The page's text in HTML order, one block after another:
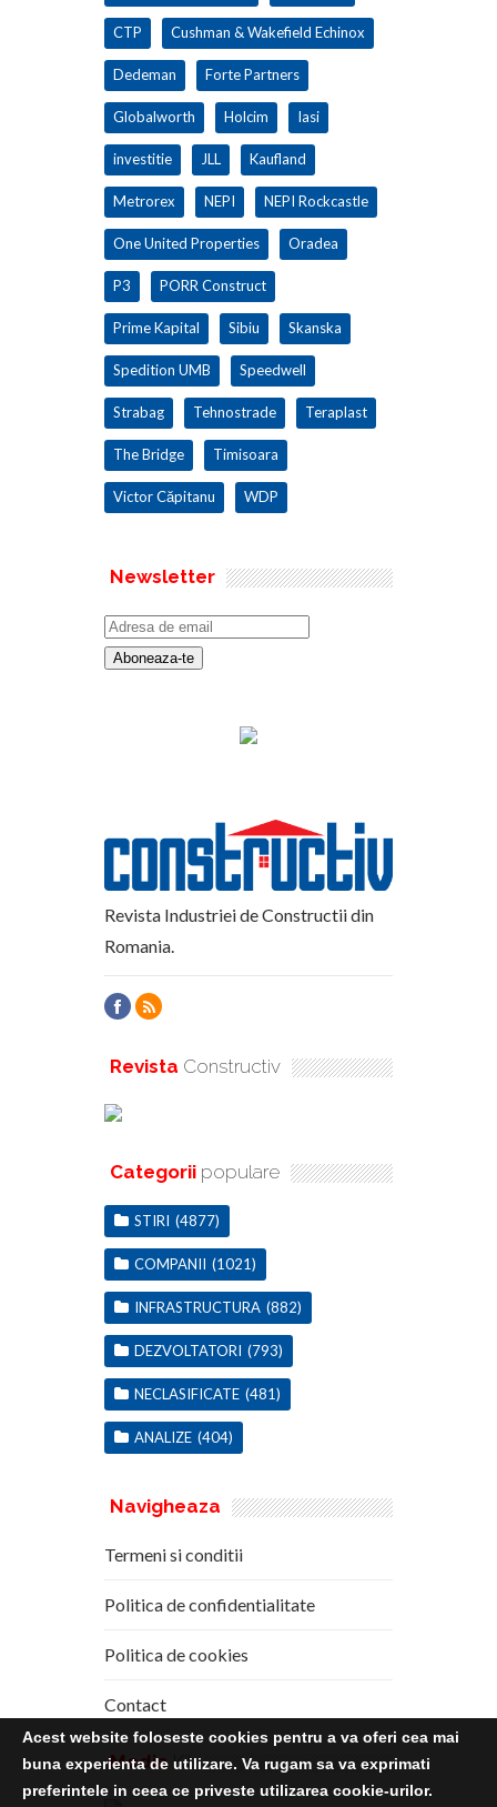
CTP Cushman & Wakefield Echinox
Dedeman Forte Partners
Globalworth Holcim Iasi
investitie JLL Kaufland
Metrorex NEPI NEPI Rockcastle
One United Properties Oradea
P3 PORR Construct
Prime Kapital Sibiu Skanska
Spedition UMB Speedwell
Strabag Tehnostrade Teraplast
The Bridge Timisoara
Victor Căpitanu WDP
Newsletter
Revista Industriei de Constructii din
Romania.
Revista Constructiv
Categorii populare
STIRI (4877)
COMPANII (1021)
INFRASTRUCTURA (882)
DEZVOLTATORI (793)
NECLASIFICATE (481)
ANALIZE (404)
Navigheaza
Termeni si conditii
Politica de confidentialitate
Politica de cookies
Contact
Media Kit
Acest website foloseste cookies pentru a va oferi cea mai
buna experienta de utilizare. Va rugam sa va exprimati
preferintele in ceea ce priveste utilizarea cookie-urilor.